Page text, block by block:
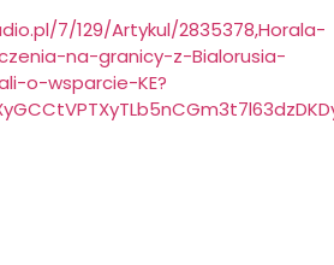
7/129/Artykul/2835378,Horala-
na-granicy-z-Bialorusia-
o-wsparcie-KE?